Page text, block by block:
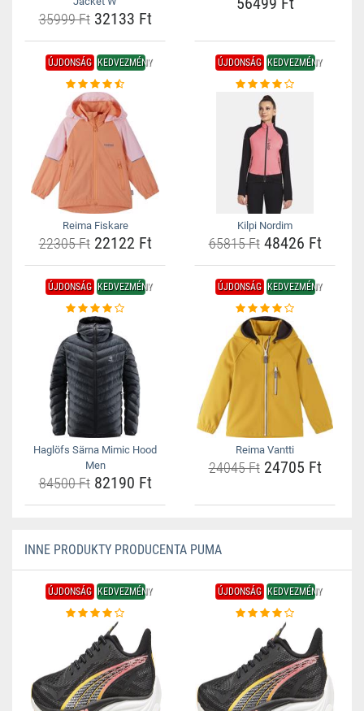
35999 Ft32133 Ft
ÚJDONSÁG KEDVEZMÉNY
Reima Fiskare
22305 Ft22122 Ft
ÚJDONSÁG KEDVEZMÉNY
Kilpi Nordim
65815 Ft48426 Ft
ÚJDONSÁG KEDVEZMÉNY
Haglöfs Särna Mimic Hood
Men
84500 Ft82190 Ft
ÚJDONSÁG KEDVEZMÉNY
Reima Vantti
24045 Ft24705 Ft
INNE PRODUKTY PRODUCENTA PUMA
ÚJDONSÁG KEDVEZMÉNY ÚJDONSÁG KEDVEZMÉNY